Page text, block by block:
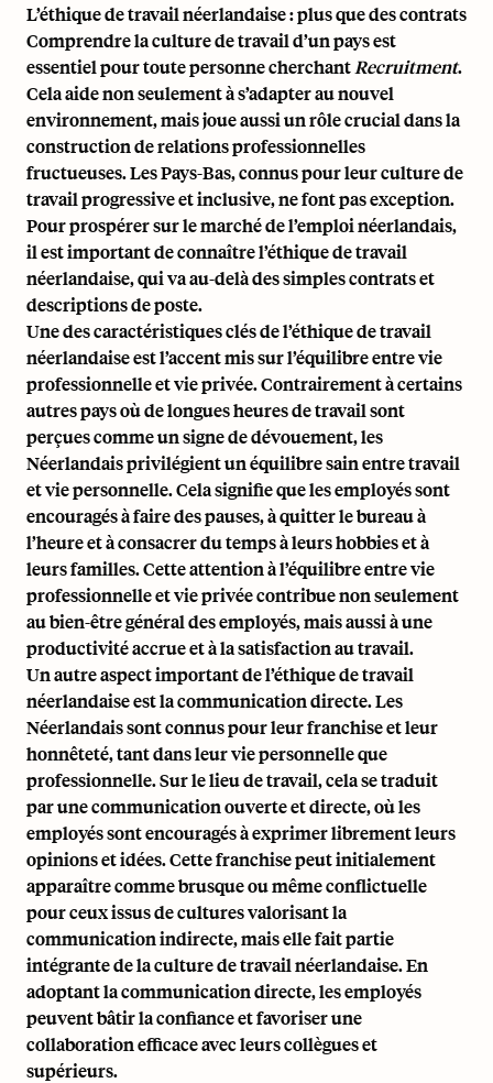
L’éthique de travail néerlandaise : plus que des contrats
Comprendre la culture de travail d’un pays est
essentiel pour toute personne cherchant Recruitment.
Cela aide non seulement à s’adapter au nouvel
environnement, mais joue aussi un rôle crucial dans la
construction de relations professionnelles
fructueuses. Les Pays-Bas, connus pour leurculture de
travail progressive et inclusive, ne font pas exception.
Pour prospérer sur le marché de l’emploi néerlandais,
il est important de connaître l’éthique de travail
néerlandaise, qui va au-delà des simples contrats et
descriptions de poste.
Une des caractéristiques clés de l’éthique de travail
néerlandaise est l’accent mis surl’équilibre entre vie
professionnelle et vie privée. Contrairement à certains
autres pays où de longues heures de travail sont
perçues comme un signe de dévouement, les
Néerlandais privilégient un équilibre sain entre travail
et vie personnelle. Cela signifie que les employés sont
encouragés à faire des pauses, à quitter le bureau à
l’heure et à consacrer du temps à leurs hobbies et à
leurs familles. Cette attention à l’équilibre entre vie
professionnelle et vie privée contribue non seulement
au bien-être général des employés, mais aussi à une
productivité accrue et à la satisfaction au travail.
Un autre aspect important de l’éthique de travail
néerlandaise est la communication directe. Les
Néerlandais sont connus pour leur franchise et leur
honnêteté, tant dans leur vie personnelle que
professionnelle. Sur le lieu de travail, cela se traduit
par une communication ouverte et directe, où les
employés sont encouragés à exprimer librement leurs
opinions et idées. Cette franchise peut initialement
apparaître comme brusque ou même conflictuelle
pour ceux issus de cultures valorisant la
communication indirecte, mais elle fait partie
intégrante de la culture de travail néerlandaise. En
adoptant la communication directe, les employés
peuvent bâtir la confiance et favoriser une
collaboration efficace avec leurs collègues et
supérieurs.